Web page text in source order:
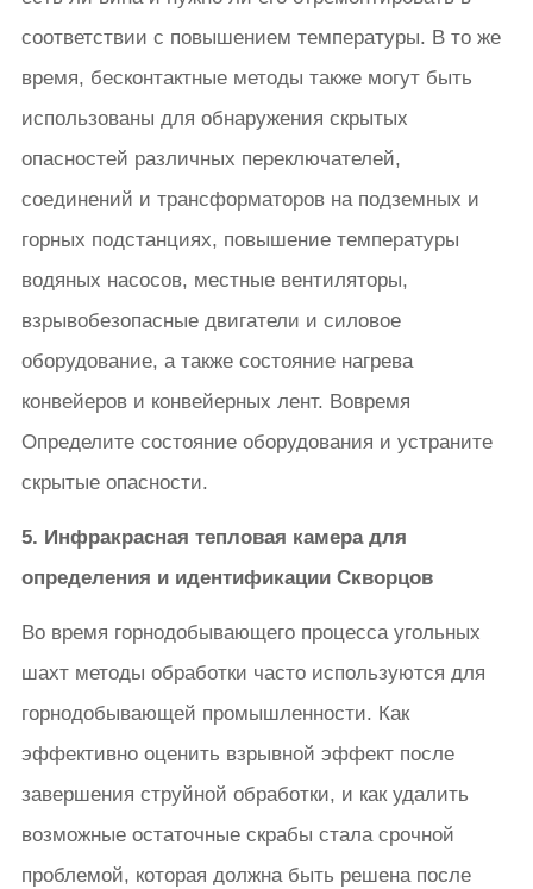
соответствии с повышением температуры. В то же
время, бесконтактные методы также могут быть
использованы для обнаружения скрытых
опасностей различных переключателей,
соединений и трансформаторов на подземных и
горных подстанциях, повышение температуры
водяных насосов, местные вентиляторы,
взрывобезопасные двигатели и силовое
оборудование, а также состояние нагрева
конвейеров и конвейерных лент. Вовремя
Определите состояние оборудования и устраните
скрытые опасности.
5. Инфракрасная тепловая камера для
определения и идентификации Скворцов
Во время горнодобывающего процесса угольных
шахт методы обработки часто используются для
горнодобывающей промышленности. Как
эффективно оценить взрывной эффект после
завершения струйной обработки, и как удалить
возможные остаточные скрабы стала срочной
проблемой, которая должна быть решена после